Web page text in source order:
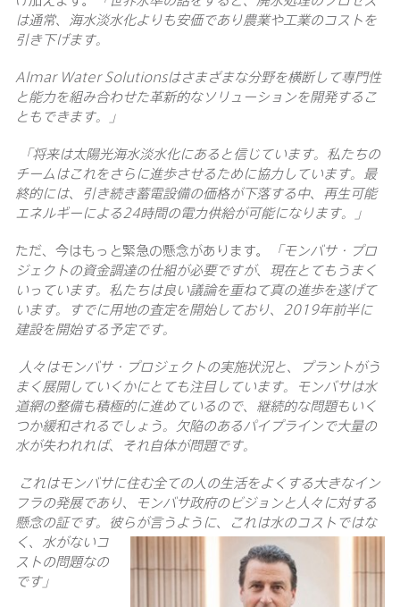
は通常、海水淡水化よりも安価であり農業や工業のコストを
引き下げます。
Almar Water Solutionsはさまざまな分野を横断して専門性
と能力を組み合わせた革新的なソリューションを開発するこ
ともできます。」
「将来は太陽光海水淡水化にあると信じています。私たちの
チームはこれをさらに進歩させるために協力しています。最
終的には、引き続き蓄電設備の価格が下落する中、再生可能
エネルギーによる24時間の電力供給が可能になります。」
ただ、今はもっと緊急の懸念があります。
「モンバサ・プロ
ジェクトの資金調達の仕組が必要ですが、現在とてもうまく
いっています。私たちは良い議論を重ねて真の進歩を遂げて
います。すでに用地の査定を開始しており、 2019年前半に
建設を開始する予定です。
人々はモンバサ・プロジェクトの実施状況と、プラントがう
まく展開していくかにとても注目しています。モンバサは水
道網の整備も積極的に進めているので、継続的な問題もいく
つか緩和されるでしょう。欠陥のあるパイプラインで大量の
水が失われれば、それ自体が問題です。
これはモンバサに住む全ての人の生活をよくする大きなイン
フラの発展であり、モンバサ政府のビジョンと人々に対する
懸念の証です。彼らが言うように、これは水のコストではな
く、水がないコ
ストの問題なの
です」